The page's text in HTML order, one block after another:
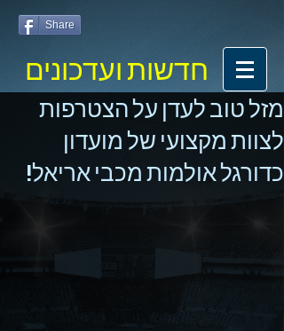
Share
חדשות ועדכונים
מזל טוב לעדן על הצטרפות
לצוות מקצועי של מועדון
כדורגל אולמות מכבי אריאל!